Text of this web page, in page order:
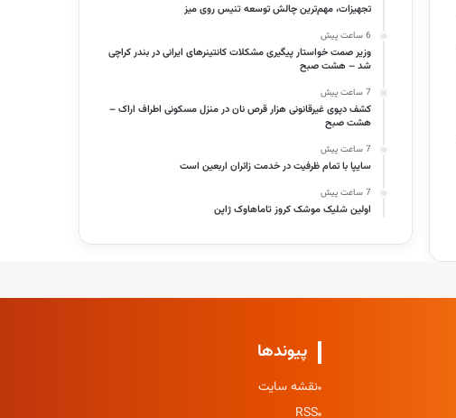
تجهیزات، مهم‌ترین چالش توسعه تنیس روی میز
6 ساعت پیش
وزیر صمت خواستار پیگیری مشکلات کانتینرهای ایرانی در بندر کراچی
شد – هشت صبح
7 ساعت پیش
کشف دپوی غیرقانونی هزار قرص نان در منزل مسکونی اطراف اراک –
هشت صبح
7 ساعت پیش
سایپا با تمام ظرفیت در خدمت زائران اربعین است
7 ساعت پیش
اولین شلیک موشک کروز تاماهاوک ژاپن
پیوندها
نقشه سایت
RSS